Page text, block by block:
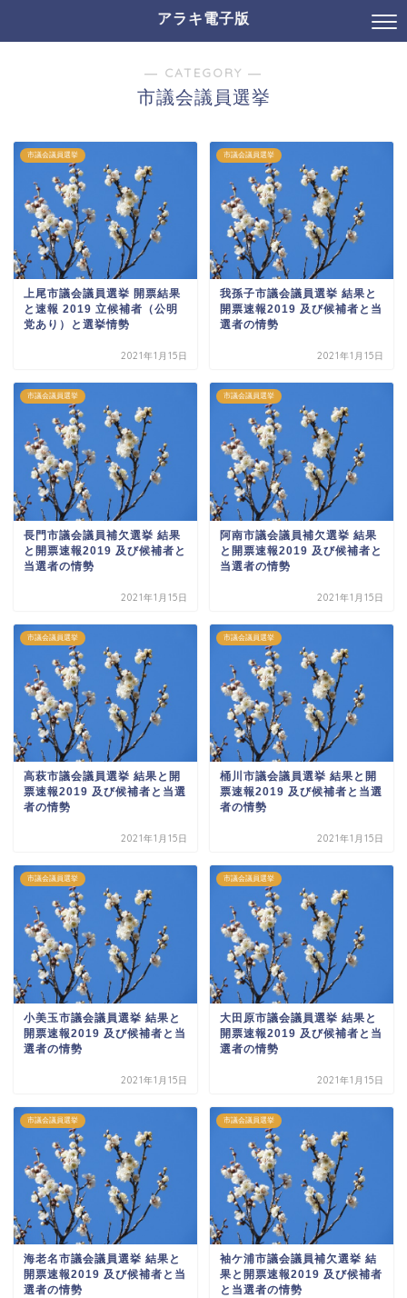
アラキ電子版
― CATEGORY ―
市議会議員選挙
市議会議員選挙
上尾市議会議員選挙 開票結果
と速報 2019 立候補者（公明
党あり）と選挙情勢
2021年1月15日
市議会議員選挙
我孫子市議会議員選挙 結果と
開票速報2019 及び候補者と当
選者の情勢
2021年1月15日
市議会議員選挙
長門市議会議員補欠選挙 結果
と開票速報2019 及び候補者と
当選者の情勢
2021年1月15日
市議会議員選挙
阿南市議会議員補欠選挙 結果
と開票速報2019 及び候補者と
当選者の情勢
2021年1月15日
市議会議員選挙
高萩市議会議員選挙 結果と開
票速報2019 及び候補者と当選
者の情勢
2021年1月15日
市議会議員選挙
桶川市議会議員選挙 結果と開
票速報2019 及び候補者と当選
者の情勢
2021年1月15日
市議会議員選挙
小美玉市議会議員選挙 結果と
開票速報2019 及び候補者と当
選者の情勢
2021年1月15日
市議会議員選挙
大田原市議会議員選挙 結果と
開票速報2019 及び候補者と当
選者の情勢
2021年1月15日
市議会議員選挙
海老名市議会議員選挙 結果と
開票速報2019 及び候補者と当
選者の情勢
市議会議員選挙
袖ケ浦市議会議員補欠選挙 結
果と開票速報2019 及び候補者
と当選者の情勢